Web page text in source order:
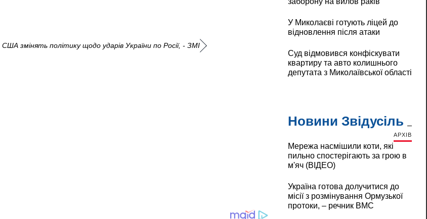
США змінять політику щодо ударів України по Росії, - ЗМІ
У Миколаєві готують ліцей до
відновлення після атаки
Суд відмовився конфіскувати
квартиру та авто колишнього
депутата з Миколаївської області
Новини Звідусіль
АРХІВ
Мережа насмішили коти, які
пильно спостерігають за грою в
м'яч (ВІДЕО)
Україна готова долучитися до
місії з розмінування Ормузької
протоки, – речник ВМС